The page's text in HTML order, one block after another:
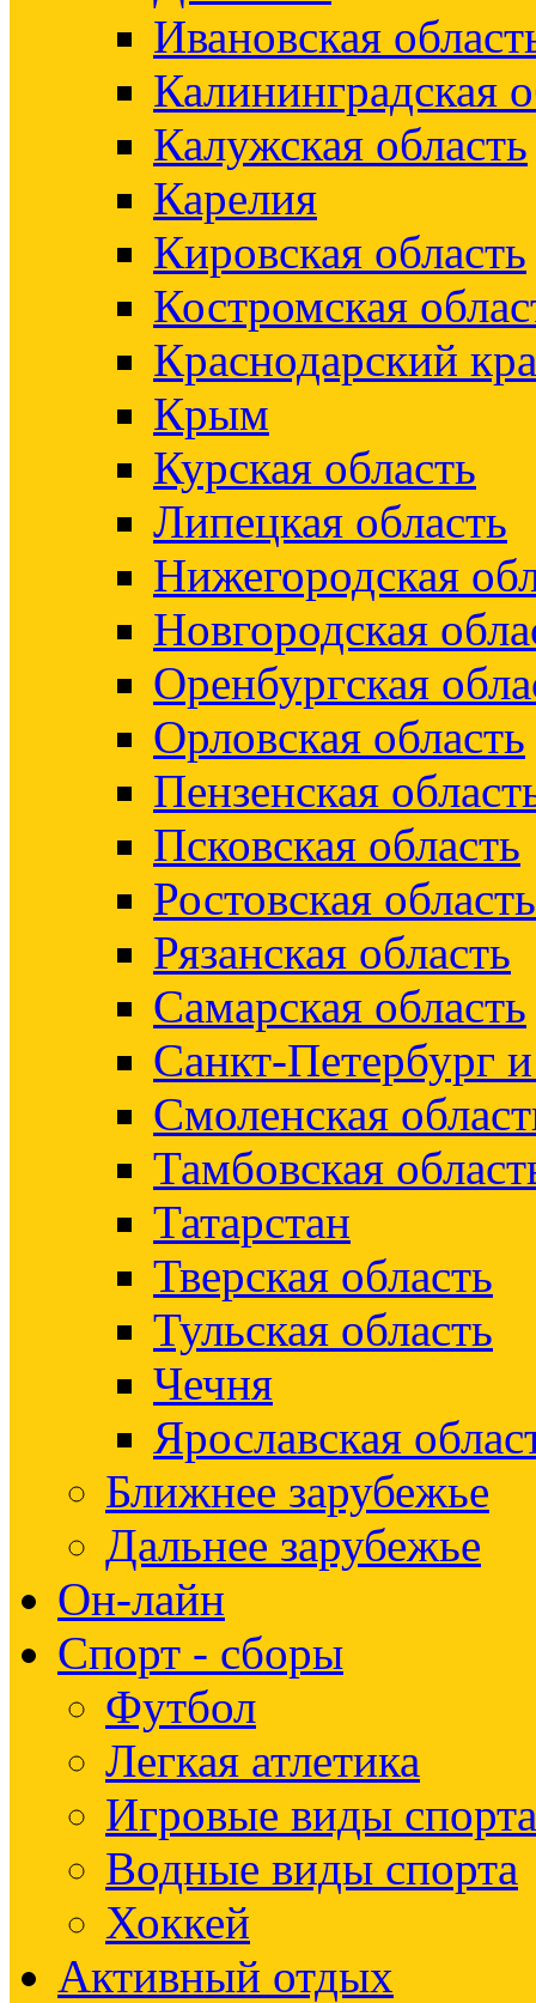
Ивановская
Калининградская
Калужская область
Карелия
Кировская область
Костромская
Краснодарский
Крым
Курская область
Липецкая область
Нижегородская
Новгородская
Оренбургская
Орловская область
Пензенская
Псковская область
Ростовская область
Рязанская область
Самарская область
Санкт-Петербург
Смоленская
Тамбовская
Татарстан
Тверская область
Тульская область
Чечня
Ярославская
Ближнее зарубежье
Дальнее зарубежье
Он-лайн
Спорт - сборы
Футбол
Легкая атлетика
Игровые виды спорта
Водные виды спорта
Хоккей
Активный отдых